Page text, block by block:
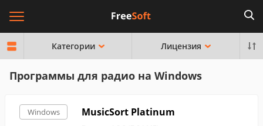
Категории Лицензия
Программы для радио на Windows
Windows MusicSort Platinum